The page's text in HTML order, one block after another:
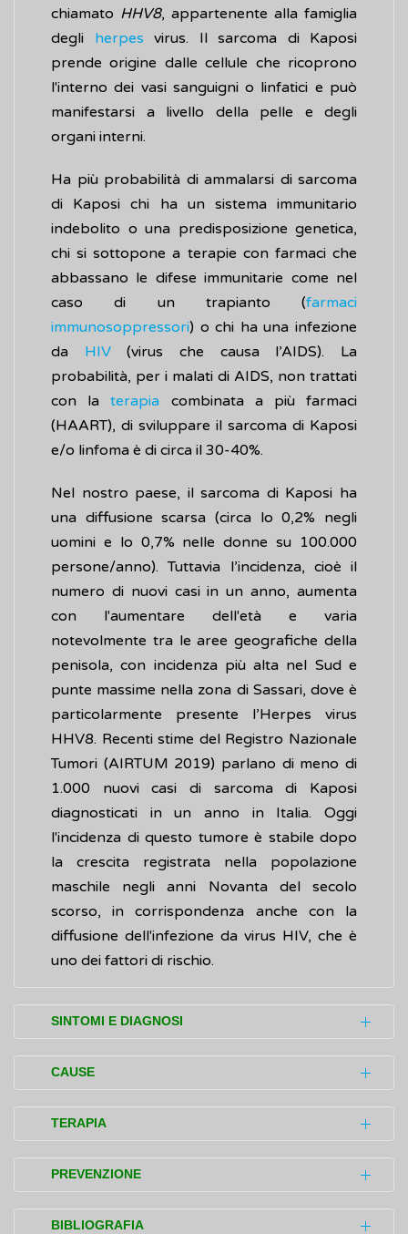
chiamato HHV8, appartenente alla famiglia
degli herpes virus. Il sarcoma di Kaposi
prende origine dalle cellule che ricoprono
l'interno dei vasi sanguigni o linfatici e può
manifestarsi a livello della pelle e degli
organi interni.
Ha più probabilità di ammalarsi di sarcoma
di Kaposi chi ha un sistema immunitario
indebolito o una predisposizione genetica,
chi si sottopone a terapie con farmaci che
abbassano le difese immunitarie come nel
caso di un trapianto (farmaci
immunosoppressori) o chi ha una infezione
da HIV(virus che causa l’AIDS). La
probabilità, per i malati di AIDS, non trattati
con laterapia combinata a più farmaci
(HAART), di sviluppare il sarcoma di Kaposi
e/o linfoma è di circa il 30-40%.
Nel nostro paese, il sarcoma di Kaposi ha
una diffusione scarsa (circa lo 0,2% negli
uomini e lo 0,7% nelle donne su 100.000
persone/anno). Tuttavia l’incidenza, cioè il
numero di nuovi casi in un anno, aumenta
con l'aumentare dell'età e varia
notevolmente tra le aree geografiche della
penisola, con incidenza più alta nel Sud e
punte massime nella zona di Sassari, dove è
particolarmente presente l’Herpes virus
HHV8. Recenti stime del Registro Nazionale
Tumori (AIRTUM 2019) parlano di meno di
1.000 nuovi casi di sarcoma di Kaposi
diagnosticati in un anno in Italia. Oggi
l'incidenza di questo tumore è stabile dopo
la crescita registrata nella popolazione
maschile negli anni Novanta del secolo
scorso, in corrispondenza anche con la
diffusione dell'infezione da virus HIV, che è
uno dei fattori di rischio.
SINTOMI E DIAGNOSI
Il disturbo (sintomo) iniziale più comune è la
comparsa di piccole macchie o lesioni sulla
pelle, o nella bocca, che appaiono piatte, di
colore rosso-violaceo e non provocano
dolore.
Con il passar del tempo tendono a crescere
CAUSE
Il sarcoma di Kaposi è causato da un
chiamatovirus umano dell’herpes8(HHV8),
conosciuto anche come
associato al sarcoma di Kaposi(KSHV).
TERAPIA
Se il sarcoma di Kaposi ha un andamento
stabile nel tempo, progredisce lentamente e
non causa complicazioni estetiche, non è
PREVENZIONE
Al momento non esistono vaccini efficaci
BIBLIOGRAFIA